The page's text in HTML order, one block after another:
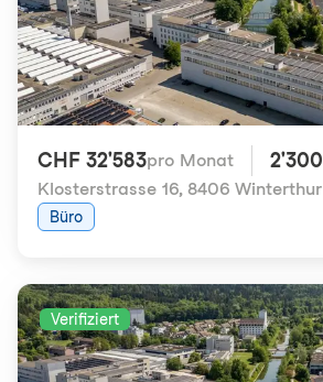
CHF 32'583pro Monat 2'300
Klosterstrasse 16, 8406 Winterthur
Büro
Verifiziert